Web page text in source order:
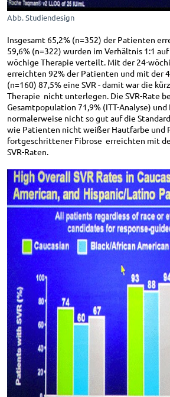
Abb. Studiendesign
Insgesamt 65,2% (n=352) der Patienten
59,6% (n=322) wurden im Verhältnis 1:1
wöchige Therapie verteilt. Mit der 24-
erreichten 92% der Patienten und mit der
(n=160) 87,5% eine SVR - damit war die
Therapie nicht unterlegen. Die SVR-Rate
Gesamtpopulation 71,9% (ITT-Analyse)
normalerweise nicht so gut auf die
wie Patienten nicht weißer Hautfarbe und
fortgeschrittener Fibrose erreichten mit
SVR-Raten.